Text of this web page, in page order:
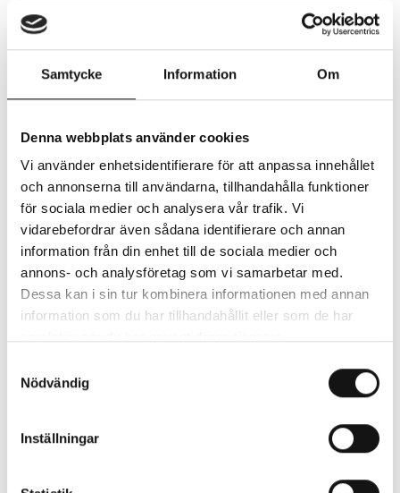
Samtycke Information Om
Denna webbplats använder cookies
Vi använder enhetsidentifierare för att anpassa innehållet
och annonserna till användarna, tillhandahålla funktioner
för sociala medier och analysera vår trafik. Vi
vidarebefordrar även sådana identifierare och annan
information från din enhet till de sociala medier och
annons- och analysföretag som vi samarbetar med.
Dessa kan i sin tur kombinera informationen med annan
information som du har tillhandahållit eller som de har
Nödvändig
Inställningar
En förkortad konsertversion av George Gershwins
klassiska operaPorgy & Besspresenteras i ett intimt
Här får publiken uppleva några av verkets mest älskade
melodier i en levande och tillgänglig tolkning.
Medverkande
Fredrik Olsson – gitarr, berättare
Mats Dimming – kontrabas
Tid:
19:00
Arrangörer:
Jazz Corner Varberg